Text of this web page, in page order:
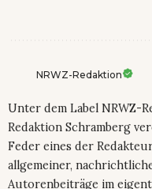
NRWZ-Redaktion
Unter dem Label NRWZ-
Redaktion Schramberg
Feder eines der
allgemeiner,
Autorenbeiträge im